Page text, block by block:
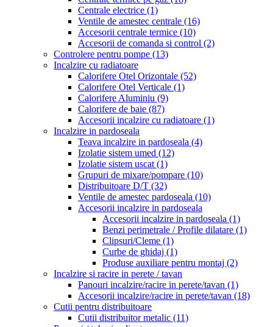
Centrale electrice (1)
Ventile de amestec centrale (16)
Accesorii centrale termice (10)
Accesorii de comanda si control (2)
Controlere pentru pompe (13)
Incalzire cu radiatoare
Calorifere Otel Orizontale (52)
Calorifere Otel Verticale (1)
Calorifere Aluminiu (9)
Calorifere de baie (87)
Accesorii incalzire cu radiatoare (1)
Incalzire in pardoseala
Teava incalzire in pardoseala (4)
Izolatie sistem umed (12)
Izolatie sistem uscat (1)
Grupuri de mixare/pompare (10)
Distribuitoare D/T (32)
Ventile de amestec pardoseala (10)
Accesorii incalzire in pardoseala
Accesorii incalzire in pardoseala (1)
Benzi perimetrale / Profile dilatare (1)
Clipsuri/Cleme (1)
Curbe de ghidaj (1)
Produse auxiliare pentru montaj (2)
Incalzire si racire in perete / tavan
Panouri incalzire/racire in perete/tavan (1)
Accesorii incalzire/racire in perete/tavan (18)
Cutii pentru distribuitoare
Cutii distribuitor metalic (11)